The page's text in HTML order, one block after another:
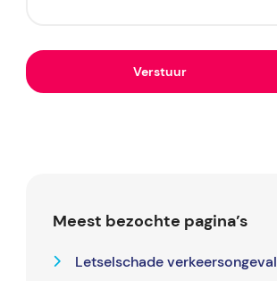
Meest bezochte pagina’s
Letselschade verkeersongeval